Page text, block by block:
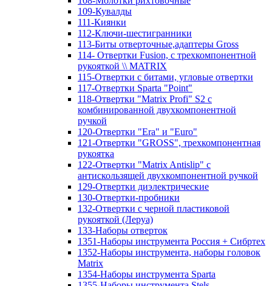
109-Кувалды
111-Киянки
112-Ключи-шестигранники
113-Биты отверточные,адаптеры Gross
114- Отвертки Fusion, c трехкомпонентной
рукояткой \\ MATRIX
115-Отвертки с битами, угловые отвертки
117-Отвертки Sparta "Point"
118-Отвертки "Matrix Profi" S2 с
комбинированной двухкомпонентной
ручкой
120-Отвертки "Era" и "Euro"
121-Отвертки "GROSS", трехкомпонентная
рукоятка
122-Отвертки "Matrix Antislip" с
антискользящей двухкомпонентной ручкой
129-Отвертки диэлектрические
130-Отвертки-пробники
132-Отвертки с черной пластиковой
рукояткой (Леруа)
133-Наборы отверток
1351-Наборы инструмента Россия + Сибртех
1352-Наборы инструмента, наборы головок
Matrix
1354-Наборы инструмента Sparta